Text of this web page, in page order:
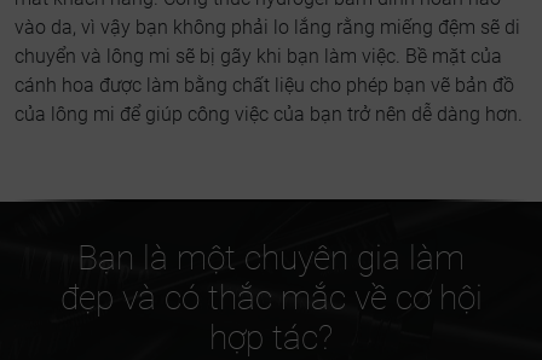
vào da, vì vậy bạn không phải lo lắng rằng miếng đệm sẽ di
chuyển và lông mi sẽ bị gãy khi bạn làm việc. Bề mặt của
cánh hoa được làm bằng chất liệu cho phép bạn vẽ bản đồ
của lông mi để giúp công việc của bạn trở nên dễ dàng hơn.
Bạn là một chuyên gia làm
đẹp và có thắc mắc về cơ hội
hợp tác?